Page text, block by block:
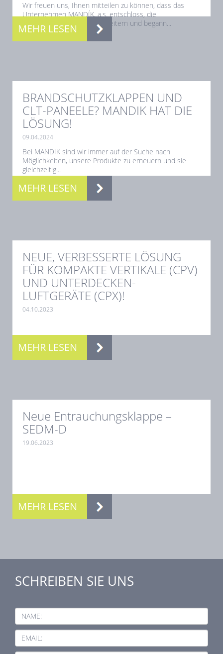
Wir freuen uns, Ihnen mitteilen zu können, dass das
Unternehmen MANDÍK, a.s. entschloss, die
Produktionskapazität zu erweitern und begann...
MEHR LESEN
BRANDSCHUTZKLAPPEN UND
CLT-PANEELE? MANDIK HAT DIE
LÖSUNG!
09.04.2024
Bei MANDIK sind wir immer auf der Suche nach
Möglichkeiten, unsere Produkte zu erneuern und sie
gleichzeitig...
MEHR LESEN
NEUE, VERBESSERTE LÖSUNG
FÜR KOMPAKTE VERTIKALE (CPV)
UND UNTERDECKEN-
LUFTGERÄTE (CPX)!
04.10.2023
MEHR LESEN
Neue Entrauchungsklappe –
SEDM-D
19.06.2023
MEHR LESEN
SCHREIBEN SIE UNS
NAME:
EMAIL: